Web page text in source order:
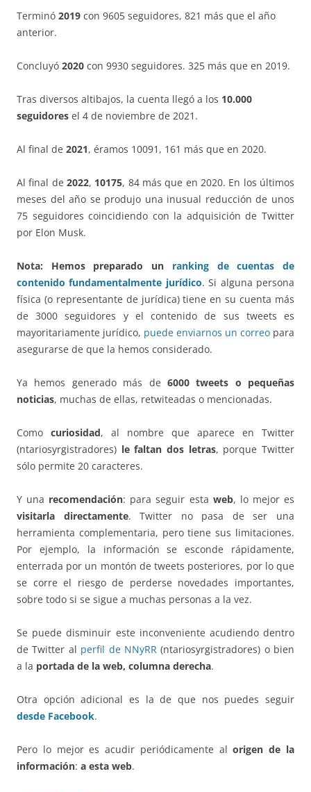
Terminó 2019 con 9605 seguidores, 821 más que el año
anterior.
Concluyó 2020 con 9930 seguidores. 325 más que en 2019.
Tras diversos altibajos, la cuenta llegó a los 10.000
seguidores el 4 de noviembre de 2021.
Al final de 2021, éramos 10091, 161 más que en 2020.
Al final de 2022, 10175, 84 más que en 2020. En los últimos
meses del año se produjo una inusual reducción de unos
75 seguidores coincidiendo con la adquisición de Twitter
por Elon Musk.
Nota: Hemos preparado un ranking de cuentas de
contenido fundamentalmente jurídico. Si alguna persona
física (o representante de jurídica) tiene en su cuenta más
de 3000 seguidores y el contenido de sus tweets es
mayoritariamente jurídico, puede enviarnos un correo para
asegurarse de que la hemos considerado.
Ya hemos generado más de 6000tweets o pequeñas
noticias, muchas de ellas, retwiteadas o mencionadas.
Como curiosidad, al nombre que aparece en Twitter
(ntariosyrgistradores) le faltan dos letras, porque Twitter
sólo permite 20 caracteres.
Y una recomendación: para seguir esta web, lo mejor es
visitarla directamente. Twitter no pasa de ser una
herramienta complementaria, pero tiene sus limitaciones.
Por ejemplo, la información se esconde rápidamente,
enterrada por un montón de tweets posteriores, por lo que
se corre el riesgo de perderse novedades importantes,
sobre todo si se sigue a muchas personas a la vez.
Se puede disminuir este inconveniente acudiendo dentro
de Twitter al perfil de NNyRR(ntariosyrgistradores) o bien
a la portada de la web, columna derecha.
Otra opción adicional es la de que nos puedes seguir
desde Facebook.
Pero lo mejor es acudir periódicamente alorigen de la
información: a esta web.